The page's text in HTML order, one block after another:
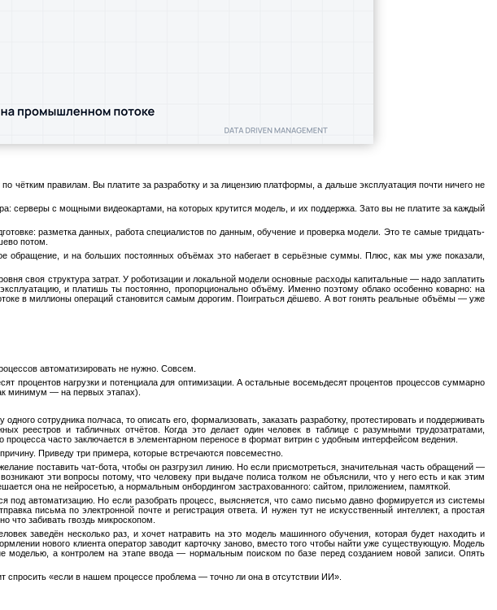
правилам. Вы платите за разработку и за лицензию платформы, а дальше эксплуатация почти ничего не
с мощными видеокартами, на которых крутится модель, и их поддержка. Зато вы не платите за каждый
разметка данных, работа специалистов по данным, обучение и проверка модели. Это те самые тридцать-
потом.
и на больших постоянных объёмах это набегает в серьёзные суммы. Плюс, как мы уже показали,
своя структура затрат. У роботизации и локальной модели основные расходы капитальные — надо заплатить
и платишь ты постоянно, пропорционально объёму. Именно поэтому облако особенно коварно: на
в миллионы операций становится самым дорогим. Поиграться дёшево. А вот гонять реальные объёмы — уже
автоматизировать не нужно. Совсем.
процентов нагрузки и потенциала для оптимизации. А остальные восемьдесят процентов процессов суммарно
минимум — на первых этапах).
сотрудника полчаса, то описать его, формализовать, заказать разработку, протестировать и поддерживать
реестров и табличных отчётов. Когда это делает один человек в таблице с разумными трудозатратами,
часто заключается в элементарном переносе в формат витрин с удобным интерфейсом ведения.
Приведу три примера, которые встречаются повсеместно.
поставить чат-бота, чтобы он разгрузил линию. Но если присмотреться, значительная часть обращений —
эти вопросы потому, что человеку при выдаче полиса толком не объяснили, что у него есть и как этим
она не нейросетью, а нормальным онбордингом застрахованного: сайтом, приложением, памяткой.
под автоматизацию. Но если разобрать процесс, выясняется, что само письмо давно формируется из системы
письма по электронной почте и регистрация ответа. И нужен тут не искусственный интеллект, а простая
что забивать гвоздь микроскопом.
заведён несколько раз, и хочет натравить на это модель машинного обучения, которая будет находить и
нового клиента оператор заводит карточку заново, вместо того чтобы найти уже существующую. Модель
моделью, а контролем на этапе ввода — нормальным поиском по базе перед созданием новой записи. Опять
спросить «если в нашем процессе проблема — точно ли она в отсутствии ИИ».